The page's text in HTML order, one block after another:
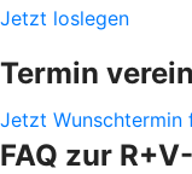
Jetzt loslegen
Termin
Jetzt Wunschtermin
FAQ zur